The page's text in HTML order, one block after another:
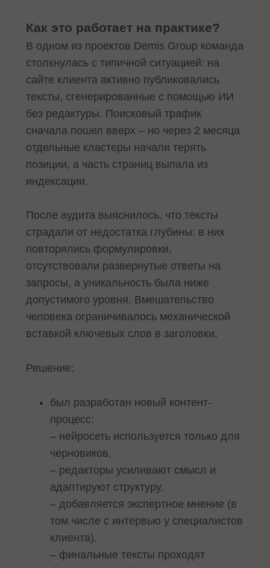
Как это работает на практике?
В одном из проектов Demis Group команда
столкнулась с типичной ситуацией: на
сайте клиента активно публиковались
тексты, сгенерированные с помощью ИИ
без редактуры. Поисковый трафик
сначала пошел вверх – но через 2 месяца
отдельные кластеры начали терять
позиции, а часть страниц выпала из
индексации.
После аудита выяснилось, что тексты
страдали от недостатка глубины: в них
повторялись формулировки,
отсутствовали развернутые ответы на
запросы, а уникальность была ниже
допустимого уровня. Вмешательство
человека ограничивалось механической
вставкой ключевых слов в заголовки.
Решение:
был разработан новый контент-
процесс:
– нейросеть используется только для
черновиков,
– редакторы усиливают смысл и
адаптируют структуру,
– добавляется экспертное мнение (в
том числе с интервью у специалистов
клиента),
– финальные тексты проходят